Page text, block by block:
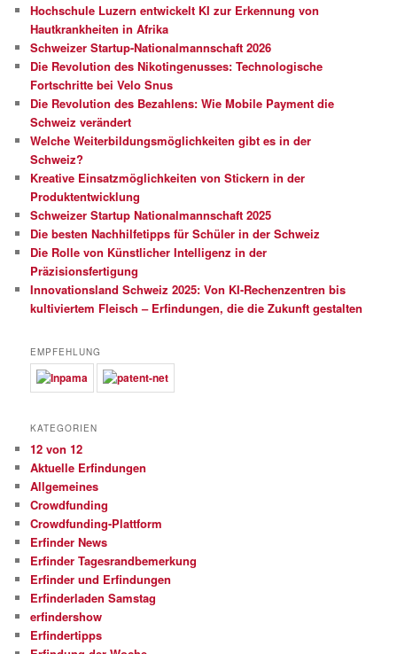
Hochschule Luzern entwickelt KI zur Erkennung von
Hautkrankheiten in Afrika
Schweizer Startup-Nationalmannschaft 2026
Die Revolution des Nikotingenusses: Technologische
Fortschritte bei Velo Snus
Die Revolution des Bezahlens: Wie Mobile Payment die
Schweiz verändert
Welche Weiterbildungsmöglichkeiten gibt es in der
Schweiz?
Kreative Einsatzmöglichkeiten von Stickern in der
Produktentwicklung
Schweizer Startup Nationalmannschaft 2025
Die besten Nachhilfetipps für Schüler in der Schweiz
Die Rolle von Künstlicher Intelligenz in der
Präzisionsfertigung
Innovationsland Schweiz 2025: Von KI-Rechenzentren bis
kultiviertem Fleisch – Erfindungen, die die Zukunft gestalten
EMPFEHLUNG
KATEGORIEN
12 von 12
Aktuelle Erfindungen
Allgemeines
Crowdfunding
Crowdfunding-Plattform
Erfinder News
Erfinder Tagesrandbemerkung
Erfinder und Erfindungen
Erfinderladen Samstag
erfindershow
Erfindertipps